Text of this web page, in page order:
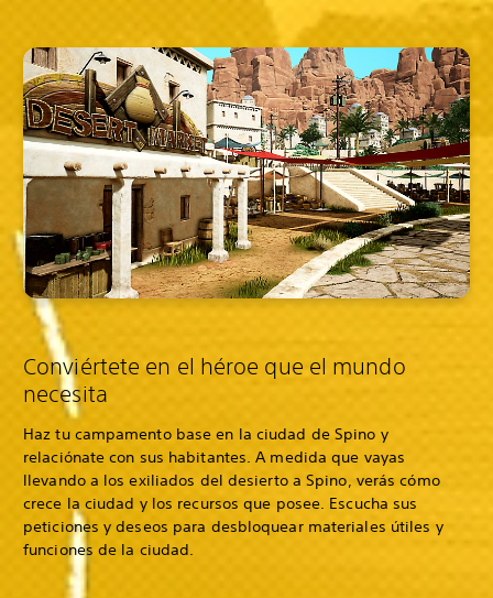
Conviértete en el héroe que el mundo
necesita
Haz tu campamento base en la ciudad de Spino y
relaciónate con sus habitantes. A medida que vayas
llevando a los exiliados del desierto a Spino, verás cómo
crece la ciudad y los recursos que posee. Escucha sus
peticiones y deseos para desbloquear materiales útiles y
funciones de la ciudad.